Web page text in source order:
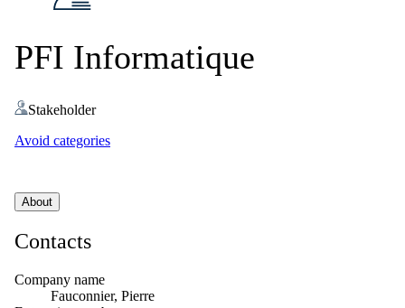
PFI Informatique
Stakeholder
Avoid categories
About
Contacts
Company name
Fauconnier, Pierre